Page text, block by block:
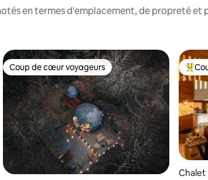
en termes d'emplacement, de propreté et
sur la base de 300 commentaires : 4,99 sur 5
Coup de cœur voyageurs
Coup de cœur voyageurs
Chalet